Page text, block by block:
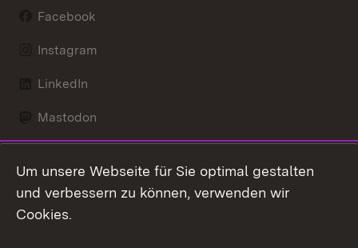
Facebook
Instagram
LinkedIn
Mastodon
X / Twitter
Youtube
Um unsere Webseite für Sie optimal gestalten
und verbessern zu können, verwenden wir
Cookies.